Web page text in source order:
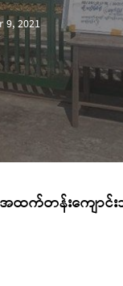
9, 2021
အထက်တန်းကျောင်